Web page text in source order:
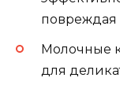
повреждая
Молочные
для